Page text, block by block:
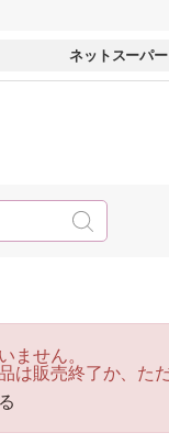
ネットスーパー
ません。
は販売終了か、た